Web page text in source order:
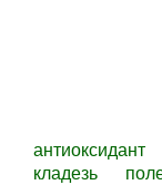
кладезь